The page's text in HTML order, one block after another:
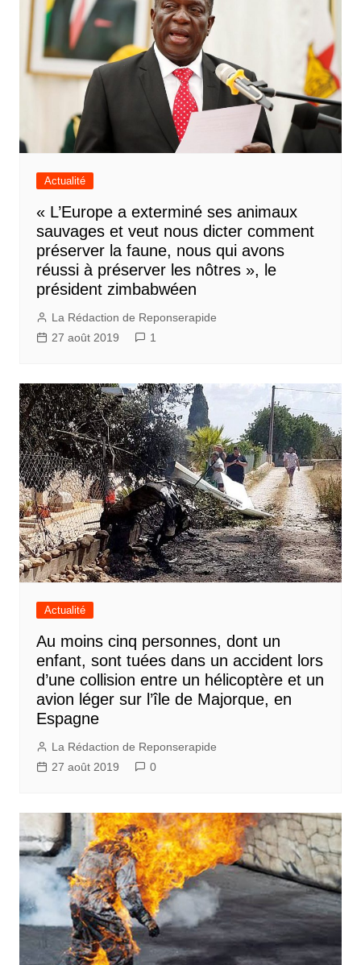
Actualité
« L’Europe a exterminé ses animaux
sauvages et veut nous dicter comment
préserver la faune, nous qui avons
réussi à préserver les nôtres », le
président zimbabwéen
La Rédaction de Reponserapide
27 août 2019
1
Actualité
Au moins cinq personnes, dont un
enfant, sont tuées dans un accident lors
d’une collision entre un hélicoptère et un
avion léger sur l’île de Majorque, en
Espagne
La Rédaction de Reponserapide
27 août 2019
0